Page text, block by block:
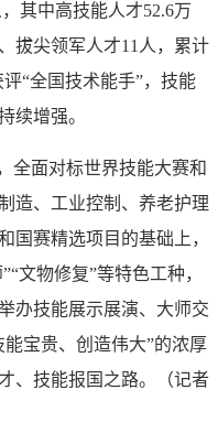
其中高技能人才52.6万
拔尖领军人才11人，累计
“全国技术能手”，技能
续增强。
全面对标世界技能大赛和
造、工业控制、养老护理
国赛精选项目的基础上，
文物修复”等特色工种，
办技能展示展演、大师交
宝贵、创造伟大”的浓厚
、技能报国之路。（记者